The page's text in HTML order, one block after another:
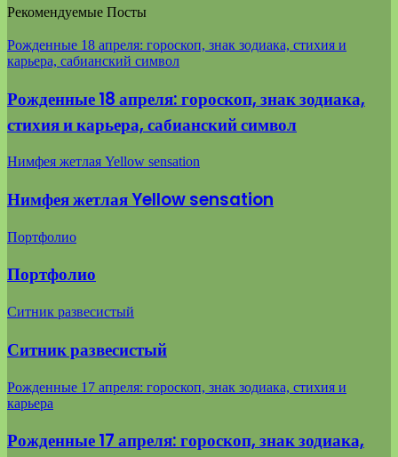
Рекомендуемые Посты
Рожденные 18 апреля: гороскоп, знак зодиака, стихия и
карьера, сабианский символ
Рожденные 18 апреля: гороскоп, знак зодиака,
стихия и карьера, сабианский символ
Нимфея жетлая Yellow sensation
Нимфея жетлая Yellow sensation
Портфолио
Портфолио
Ситник развесистый
Ситник развесистый
Рожденные 17 апреля: гороскоп, знак зодиака, стихия и
карьера
Рожденные 17 апреля: гороскоп, знак зодиака,